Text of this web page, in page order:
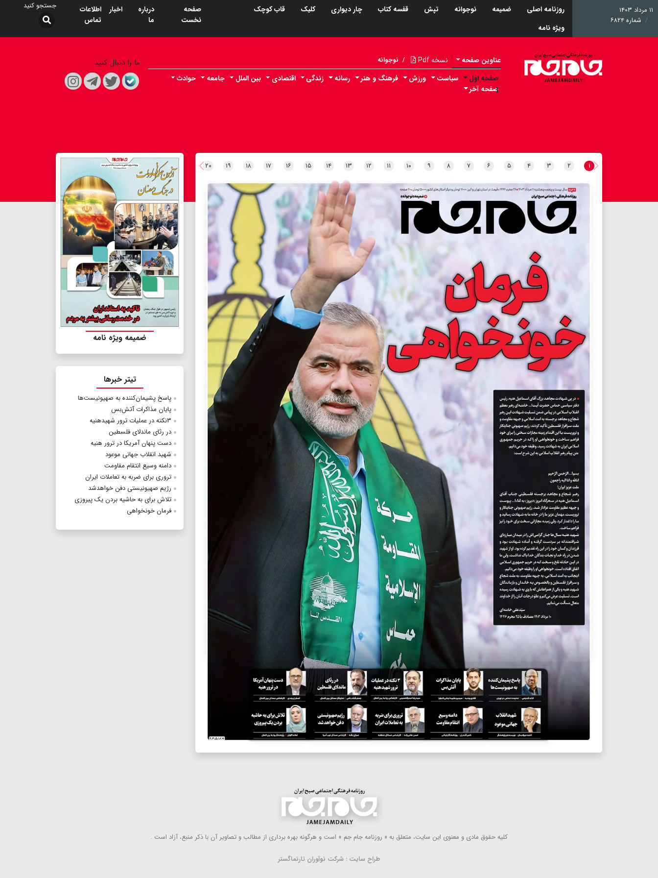
۱۱ مرداد ۱۴۰۳
شماره ۶۸۲۴
روزنامه اصلی ضمیمه نوجوانه تپش قفسه کتاب چار دیواری کلیک
قاب کوچک
ویژه نامه
صفحه
نخست
درباره
ما
اخبار
اطلاعات
تماس
عناوین صفحه نسخه Pdf / نوجوانه
صفحه اول
۱
سیاست ورزش فرهنگ و هنر رسانه زندگی اقتصادی بین الملل جامعه
حوادث
صفحه آخر
ما را دنبال کنید
۱ ۲ ۳ ۴ ۵ ۶ ۷ ۸ ۹ ۱۰ ۱۱ ۱۲ ۱۳ ۱۴ ۱۵ ۱۶ ۱۷ ۱۸ ۱۹ ۲۰
ضمیمه ویژه نامه
تیتر خبرها
پاسخ پشیمان‌کننده به صهیونیست‌ها
پایان مذاکرات آتش‌بس
۳نکته در عملیات ترور شهیدهنیه
در رثای ماندلای فلسطین
دست پنهان آمریکا در ترور هنیه
شهید انقلاب جهانی موعود
دامنه وسیع انتقام مقاومت
تروری برای ضربه به تعاملات ایران
رژیم صهیونیستی دفن خواهدشد
تلاش برای به حاشیه بردن یک پیروزی
فرمان خونخواهی
كلیه حقوق مادی و معنوی این سایت، متعلق به « روزنامه جام جم » است و هرگونه بهره ‌برداری از مطالب و تصاویر آن با ذكر منبع، آزاد است .
طراح سایت : شرکت نوآوران تارنماگستر